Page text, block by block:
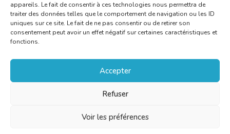
appareils. Le fait de consentir à ces technologies nous permettra de
traiter des données telles que le comportement de navigation ou les ID
uniques sur ce site. Le fait de ne pas consentir ou de retirer son
consentement peut avoir un effet négatif sur certaines caractéristiques et
fonctions.
Accepter
Refuser
Voir les préférences